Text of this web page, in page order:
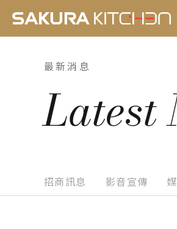
最新消息
Latest
招商訊息 影音宣傳